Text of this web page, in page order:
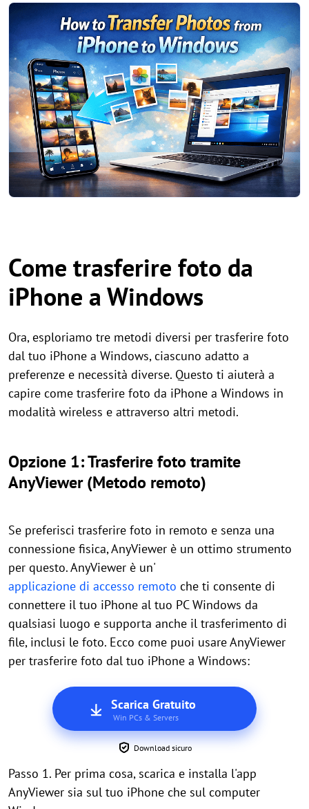
Come trasferire foto da
iPhone a Windows
Ora, esploriamo tre metodi diversi per trasferire foto
dal tuo iPhone a Windows, ciascuno adatto a
preferenze e necessità diverse. Questo ti aiuterà a
capire come trasferire foto da iPhone a Windows in
modalità wireless e attraverso altri metodi.
Opzione 1: Trasferire foto tramite
AnyViewer (Metodo remoto)
Se preferisci trasferire foto in remoto e senza una
connessione fisica, AnyViewer è un ottimo strumento
per questo. AnyViewer è un'
applicazione di accesso remoto che ti consente di
connettere il tuo iPhone al tuo PC Windows da
qualsiasi luogo e supporta anche il trasferimento di
file, inclusi le foto. Ecco come puoi usare AnyViewer
per trasferire foto dal tuo iPhone a Windows:
Scarica Gratuito
Win PCs & Servers
Download sicuro
Passo 1. Per prima cosa, scarica e installa l'app
AnyViewer sia sul tuo iPhone che sul computer